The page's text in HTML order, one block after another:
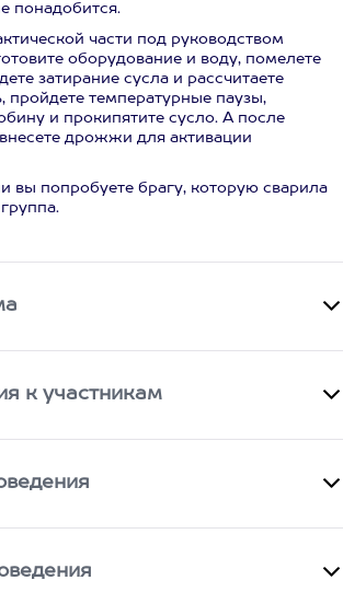
понадобится.
части под руководством
оборудование и воду, помелете
затирание сусла и рассчитаете
пройдете температурные паузы,
и прокипятите сусло. А после
дрожжи для активации
вы попробуете брагу, которую сварила
к участникам